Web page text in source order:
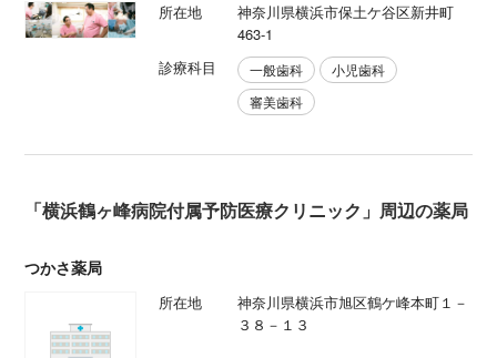
所在地
神奈川県横浜市保土ケ谷区新井町
463-1
診療科目
一般歯科
小児歯科
審美歯科
「横浜鶴ヶ峰病院付属予防医療クリニック」周辺の薬局
つかさ薬局
所在地
神奈川県横浜市旭区鶴ケ峰本町１－
３８－１３